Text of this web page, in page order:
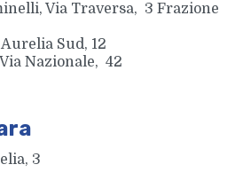
Via Traversa, 3 Frazione
Sud, 12
Nazionale, 42
3